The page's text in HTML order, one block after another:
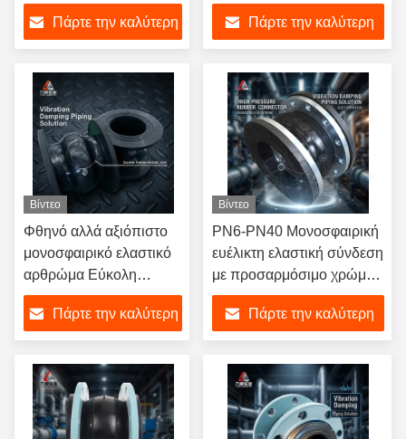
εξορυκτικού τύπου
Πάρτε την καλύτερη
ευέλικτης ελαστικής
αρθρώσεως
Πάρτε την καλύτερη
Βίντεο
Φθηνό αλλά αξιόπιστο
μονοσφαιρικό ελαστικό
αρθρώμα Εύκολη
εγκατάσταση και μακρά
αντοχήΠάρτε την καλύτερη
Βίντεο
PN6-PN40 Μονοσφαιρική
ευέλικτη ελαστική σύνδεση
με προσαρμόσιμο χρώμα
φλάντζης και σύνδεση
φλάντζης / νήματος
Πάρτε την καλύτερη